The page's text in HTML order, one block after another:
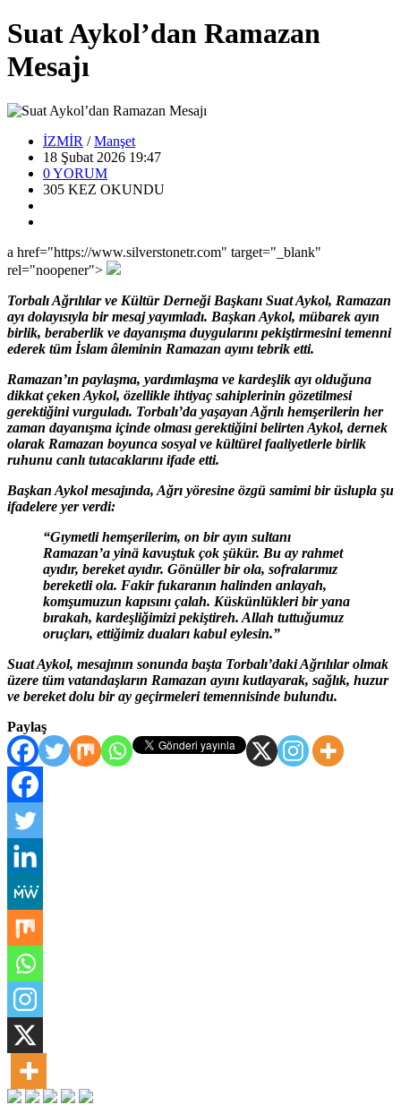
Suat Aykol’dan Ramazan
Mesajı
İZMİR /Manşet
18 Şubat 2026 19:47
0YORUM
305 KEZ OKUNDU
a href="https://www.silverstonetr.com" target="_blank"
rel="noopener">
Torbalı Ağrılılar ve Kültür Derneği Başkanı Suat Aykol, Ramazan
ayı dolayısıyla bir mesaj yayımladı. Başkan Aykol, mübarek ayın
birlik, beraberlik ve dayanışma duygularını pekiştirmesini temenni
ederek tüm İslam âleminin Ramazan ayını tebrik etti.
Ramazan’ın paylaşma, yardımlaşma ve kardeşlik ayı olduğuna
dikkat çeken Aykol, özellikle ihtiyaç sahiplerinin gözetilmesi
gerektiğini vurguladı. Torbalı’da yaşayan Ağrılı hemşerilerin her
zaman dayanışma içinde olması gerektiğini belirten Aykol, dernek
olarak Ramazan boyunca sosyal ve kültürel faaliyetlerle birlik
ruhunu canlı tutacaklarını ifade etti.
Başkan Aykol mesajında, Ağrı yöresine özgü samimi bir üslupla şu
ifadelere yer verdi:
“Gıymetli hemşerilerim, on bir ayın sultanı
Ramazan’a yinä kavuştuk çok şükür. Bu ay rahmet
ayıdır, bereket ayıdır. Gönüller bir ola, sofralarımız
bereketli ola. Fakir fukaranın halinden anlayah,
komşumuzun kapısını çalah. Küskünlükleri bir yana
bırakah, kardeşliğimizi pekiştireh. Allah tuttuğumuz
oruçları, ettiğimiz duaları kabul eylesin.”
Suat Aykol, mesajının sonunda başta Torbalı’daki Ağrılılar olmak
üzere tüm vatandaşların Ramazan ayını kutlayarak, sağlık, huzur
ve bereket dolu bir ay geçirmeleri temennisinde bulundu.
Paylaş